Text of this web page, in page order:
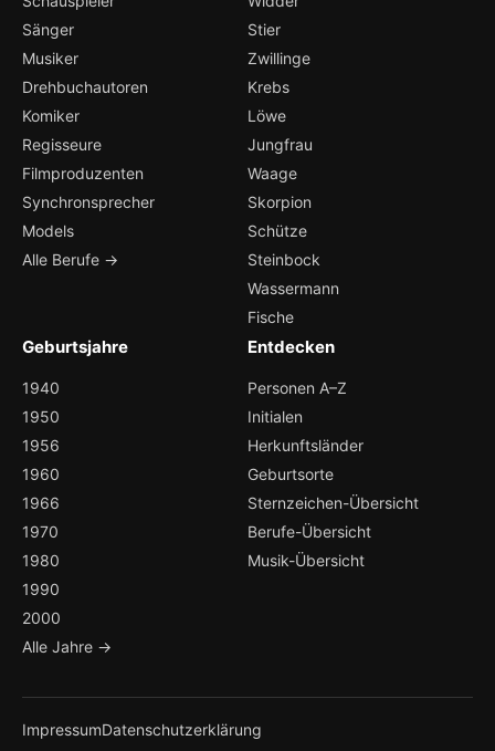
Sänger
Musiker
Drehbuchautoren
Komiker
Regisseure
Filmproduzenten
Synchronsprecher
Models
Alle Berufe →
Stier
Zwillinge
Krebs
Löwe
Jungfrau
Waage
Skorpion
Schütze
Steinbock
Wassermann
Fische
Geburtsjahre
1940
1950
1956
1960
1966
1970
1980
1990
2000
Alle Jahre →
Entdecken
Personen A–Z
Initialen
Herkunftsländer
Geburtsorte
Sternzeichen-Übersicht
Berufe-Übersicht
Musik-Übersicht
ImpressumDatenschutzerklärung